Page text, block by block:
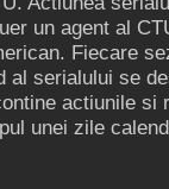
un agent al
Fiecare
al serialului se
actiunile si
unei zile